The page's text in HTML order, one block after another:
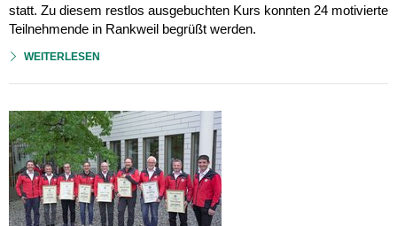
statt. Zu diesem restlos ausgebuchten Kurs konnten 24 motivierte
Teilnehmende in Rankweil begrüßt werden.
WEITERLESEN